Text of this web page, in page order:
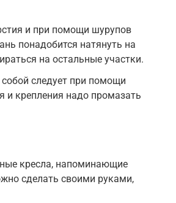
и при помощи шурупов
понадобится натянуть на
на остальные участки.
следует при помощи
и крепления надо промазать
кресла, напоминающие
сделать своими руками,